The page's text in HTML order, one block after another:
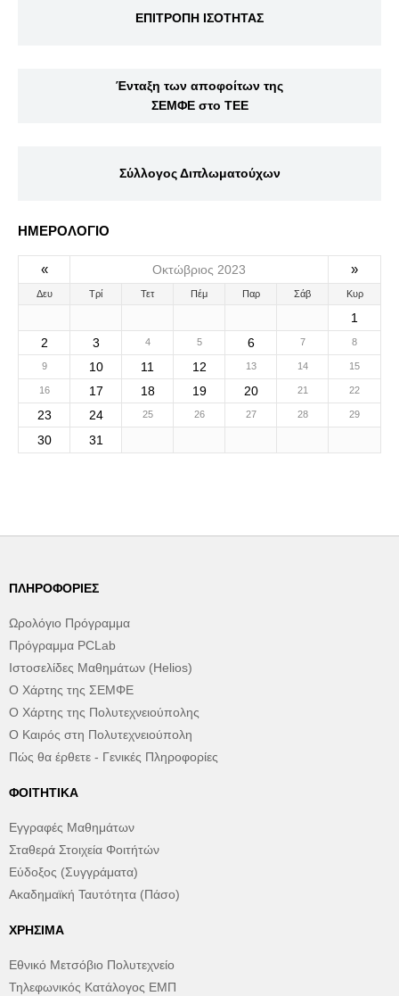
ΕΠΙΤΡΟΠΗ ΙΣΟΤΗΤΑΣ
Ένταξη των αποφοίτων της
ΣΕΜΦΕ στο ΤΕΕ
Σύλλογος Διπλωματούχων
ΗΜΕΡΟΛΟΓΙΟ
« Οκτώβριος 2023 »
Δευ Τρί Τετ Πέμ Παρ Σάβ Κυρ
1
2
3 4 5 6 7 8
9 10 11 12 13 14 15
16 17 18 19 20 21 22
23 24 25 26 27 28 29
30 31
ΠΛΗΡΟΦΟΡΊΕΣ
Ωρολόγιο Πρόγραμμα
Πρόγραμμα PCLab
Ιστοσελίδες Μαθημάτων (Helios)
Ο Χάρτης της ΣΕΜΦΕ
Ο Χάρτης της Πολυτεχνειούπολης
Ο Καιρός στη Πολυτεχνειούπολη
Πώς θα έρθετε - Γενικές Πληροφορίες
ΦΟΙΤΗΤΙΚΆ
Εγγραφές Μαθημάτων
Σταθερά Στοιχεία Φοιτήτών
Εύδοξος (Συγγράματα)
Ακαδημαϊκή Ταυτότητα (Πάσο)
ΧΡΉΣΙΜΑ
Εθνικό Μετσόβιο Πολυτεχνείο
Τηλεφωνικός Κατάλογος ΕΜΠ